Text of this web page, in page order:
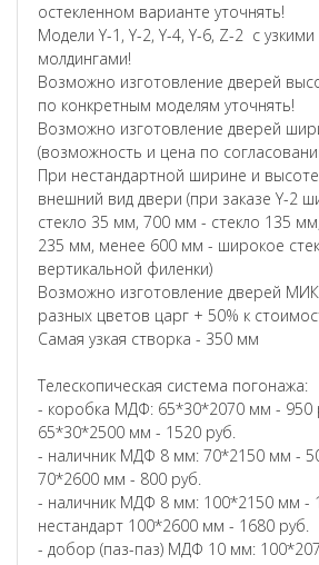
остекленном варианте уточнять!
Модели Y-1, Y-2, Y-4, Y-6, Z-2 с
молдингами!
Возможно изготовление дверей
по конкретным моделям уточнять!
Возможно изготовление дверей
(возможность и цена по
При нестандартной ширине и
внешний вид двери (при заказе Y-2
стекло 35 мм, 700 мм - стекло 135
235 мм, менее 600 мм - широкое
вертикальной филенки)
Возможно изготовление дверей
разных цветов царг + 50% к
Самая узкая створка - 350 мм
Телескопическая система погонажа:
- коробка МДФ: 65*30*2070 мм - 950
65*30*2500 мм - 1520 руб.
- наличник МДФ 8 мм: 70*2150 мм -
70*2600 мм - 800 руб.
- наличник МДФ 8 мм: 100*2150 мм -
нестандарт 100*2600 мм - 1680 руб.
- добор (паз-паз) МДФ 10 мм: